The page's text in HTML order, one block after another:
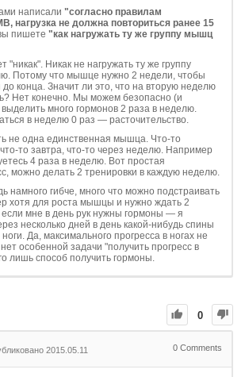
написали "согласно правилам
нагрузка не должна повториться ранее 15
пишете "как нагружать ту же группу мышц
"никак". Никак не нагружать ту же группу
Потому что мышце нужно 2 недели, чтобы
до конца. Значит ли это, что на вторую неделю
Нет конечно. Мы можем безопасно (и
много гормонов 2 раза в неделю.
в неделю 0 раз — расточительство.
не одна единственная мышца. Что-то
то завтра, что-то через неделю. Например
4 раза в неделю. Вот простая
можно делать 2 тренировки в каждую неделю.
намного гибче, много что можно подстраивать
хотя для роста мышцы и нужно ждать 2
мне в день рук нужны гормоны — я
несколько дней в день какой-нибудь спины
Да, максимального прогресса в ногах не
особенной задачи "получить прогресс в
лишь способ получить гормоны.
0
2015.05.11 0 Comments